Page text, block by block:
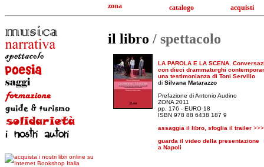
zona catalogo acquisti
il libro / spettacolo
LA PAROLA E LA SCENA.
con dieci drammaturghi
una testimonianza di Toni Servillo
di Silvana Matarazzo
Prefazione di Antonio Audino
ZONA 2011
pp. 176 - EURO 18
ISBN 978 88 6438 187 9
assaggia il libro, sfoglia il trailer >>>
guarda il video della presentazione
a Napoli